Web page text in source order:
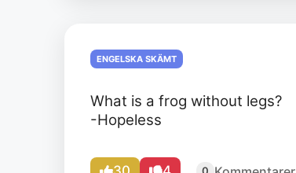
ENGELSKA SKÄMT
What is a frog without legs?
-Hopeless